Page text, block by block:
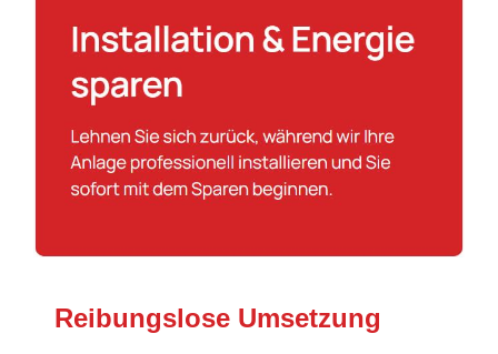
Reibungslose Umsetzung